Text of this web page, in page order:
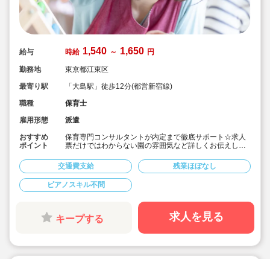
給与 時給 1,540 ～ 1,650 円
勤務地
東京都江東区
最寄り駅
「大島駅」徒歩12分(都営新宿線)
職種
保育士
雇用形態
派遣
おすすめ
ポイント
保育専門コンサルタントが内定まで徹底サポート☆求人
票だけではわからない園の雰囲気など詳しくお伝えしま
■毎年キララサポートからご紹介させていただいている法
人なんで安心して就業できます♪
■定員69名の中規模保育園です。
■担任サポート業務と担任業務と選択可。
■都営新宿線「大島駅」徒歩12分の認可保育園です。
交通費支給 残業ほぼなし
ピアノスキル不問
キープする 求人を見る